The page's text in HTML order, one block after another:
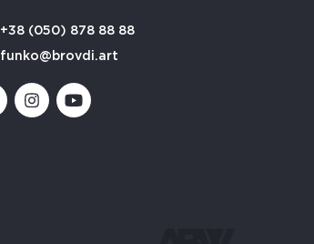
+38 (050) 878 88 88
funko@brovdi.art